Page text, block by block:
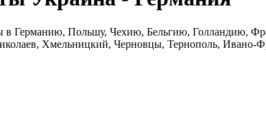
в Германию, Польшу, Чехию, Бельгию, Голландию,
Хмельницкий, Черновцы, Тернополь, Ивано-